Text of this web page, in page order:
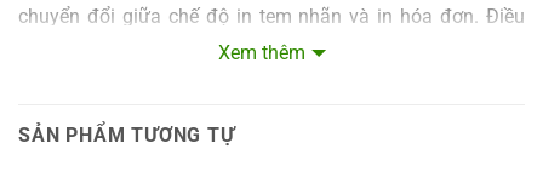
chuyển đổi giữa chế độ in tem nhãn và in hóa đơn. Điều
này giúp tối ưu hóa thiết bị cho nhiều mục đích sử dụng
Xem thêm
SẢN PHẨM TƯƠNG TỰ